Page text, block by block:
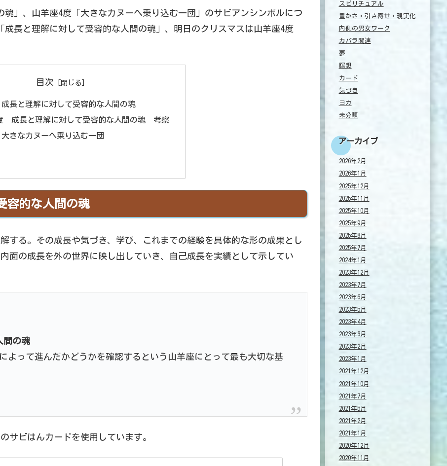
」、山羊座4度「大きなカヌーへ乗り込む一団」のサビアンシンボルにつ
長と理解に対して受容的な人間の魂」、明日のクリスマスは山羊座4度
目次
長と理解に対して受容的な人間の魂
成長と理解に対して受容的な人間の魂 考察
きなカヌーへ乗り込む一団
容的な人間の魂
する。その成長や気づき、学び、これまでの経験を具体的な形の成果とし
面の成長を外の世界に映し出していき、自己成長を実績として示してい
間の魂
よって進んだかどうかを確認するという山羊座にとって最も大切な基
サビはんカードを使用しています。
スピリチュアル
豊かさ・引き寄せ・現実化
内側の男女ワーク
カバラ関連
夢
瞑想
カード
気づき
ヨガ
未分類
アーカイブ
2026年2月
2026年1月
2025年12月
2025年11月
2025年10月
2025年9月
2025年8月
2025年7月
2024年1月
2023年12月
2023年7月
2023年6月
2023年5月
2023年4月
2023年3月
2023年2月
2023年1月
2021年12月
2021年10月
2021年7月
2021年5月
2021年2月
2021年1月
2020年12月
2020年11月